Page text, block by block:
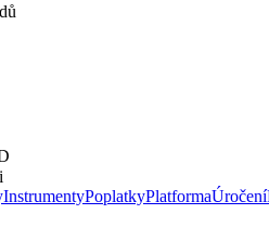
InstrumentyPoplatkyPlatformaÚročení